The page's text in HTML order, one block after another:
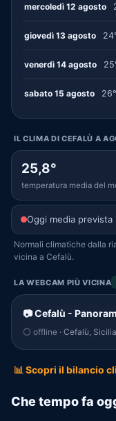
mercoledì 12 agosto
giovedì 13 agosto
venerdì 14 agosto
sabato 15 agosto
IL CLIMA DI CEFALÙ A
25,8°
temperatura media del
Oggi media prevista
Normali climatiche dalla
vicina a Cefalù.
LA WEBCAM PIÙ VICINA
📷 Cefalù -
⚪ offline · Cefalù, Sicilia
📊 Scopri il bilancio
Che tempo fa